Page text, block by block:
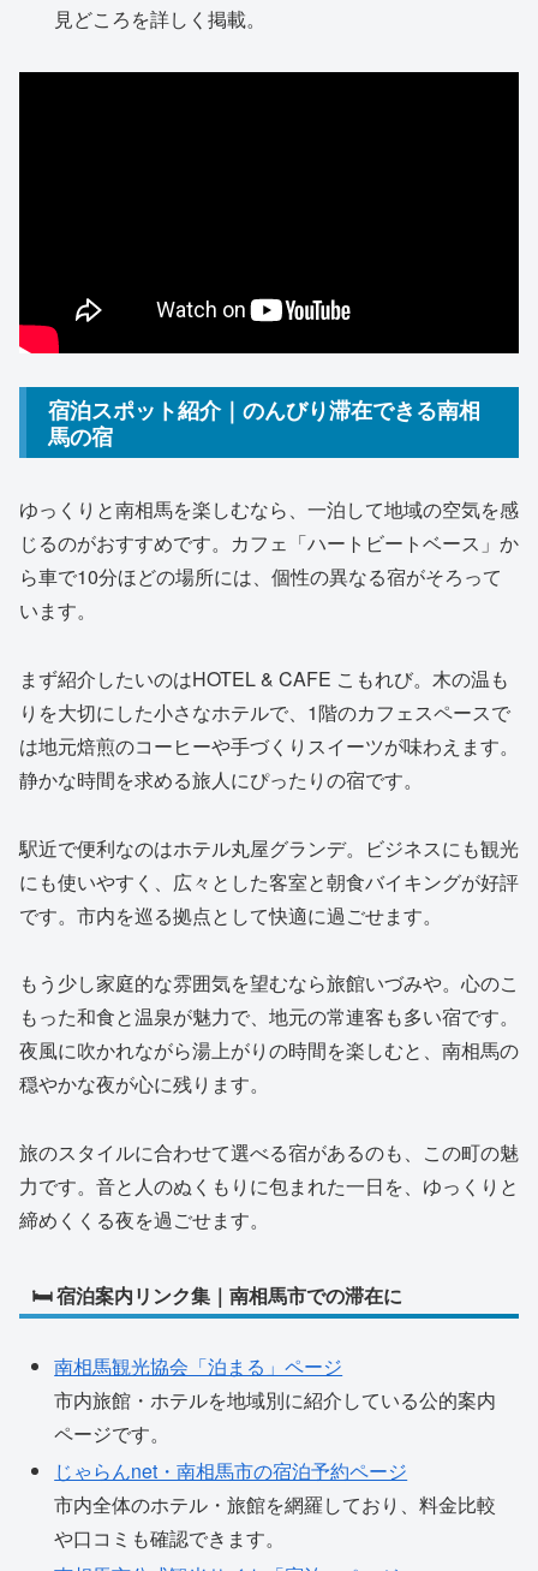
見どころを詳しく掲載。
宿泊スポット紹介｜のんびり滞在できる南相
馬の宿
ゆっくりと南相馬を楽しむなら、一泊して地域の空気を感
じるのがおすすめです。カフェ「ハートビートベース」か
ら車で10分ほどの場所には、個性の異なる宿がそろって
います。
まず紹介したいのはHOTEL & CAFE こもれび。木の温も
りを大切にした小さなホテルで、1階のカフェスペースで
は地元焙煎のコーヒーや手づくりスイーツが味わえます。
静かな時間を求める旅人にぴったりの宿です。
駅近で便利なのはホテル丸屋グランデ。ビジネスにも観光
にも使いやすく、広々とした客室と朝食バイキングが好評
です。市内を巡る拠点として快適に過ごせます。
もう少し家庭的な雰囲気を望むなら旅館いづみや。心のこ
もった和食と温泉が魅力で、地元の常連客も多い宿です。
夜風に吹かれながら湯上がりの時間を楽しむと、南相馬の
穏やかな夜が心に残ります。
旅のスタイルに合わせて選べる宿があるのも、この町の魅
力です。音と人のぬくもりに包まれた一日を、ゆっくりと
締めくくる夜を過ごせます。
🛏 宿泊案内リンク集｜南相馬市での滞在に
南相馬観光協会「泊まる」ページ
市内旅館・ホテルを地域別に紹介している公的案内
ページです。
じゃらんnet・南相馬市の宿泊予約ページ
市内全体のホテル・旅館を網羅しており、料金比較
や口コミも確認できます。